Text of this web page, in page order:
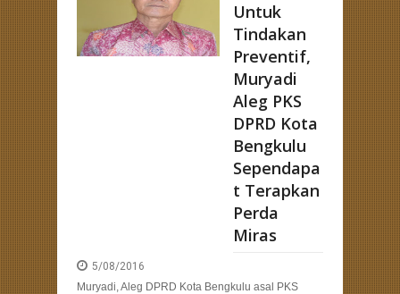
Untuk
Tindakan
Preventif,
Muryadi
Aleg PKS
DPRD Kota
Bengkulu
Sependapa
t Terapkan
Perda
Miras
5/08/2016
Muryadi, Aleg DPRD Kota Bengkulu asal PKS